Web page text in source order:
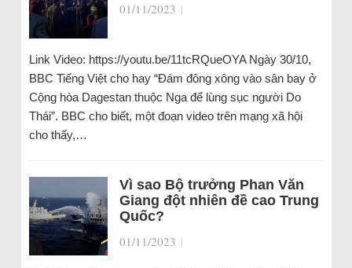
01/11/2023 |
Link Video: https://youtu.be/11tcRQueOYA Ngày 30/10,
BBC Tiếng Việt cho hay “Đám đông xông vào sân bay ở
Cộng hòa Dagestan thuộc Nga để lùng sục người Do
Thái”. BBC cho biết, một đoạn video trên mạng xã hội
cho thấy,…
Vì sao Bộ trưởng Phan Văn
Giang đột nhiên đề cao Trung
Quốc?
01/11/2023 |